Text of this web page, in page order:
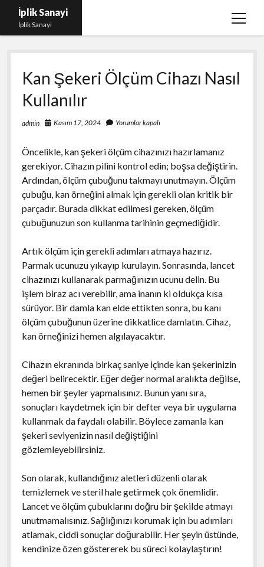
İplik Sanayi
İplik Sanayi
menüyü
Facebook Beğeni Arttırma Bedava
Igtv Yorum Çoğaltma Şifresiz
Instagram Beğeni Satın Al Türk
Linkedin Beğeni Atma Parasız
Sayfa Listesi
Kan Şekeri Ölçüm Cihazı Nasıl
Kullanılır
admin Kasım 17, 2024 Yorumlar kapalı
Öncelikle, kan şekeri ölçüm cihazınızı hazırlamanız
gerekiyor. Cihazın pilini kontrol edin; boşsa değiştirin.
Ardından, ölçüm çubuğunu takmayı unutmayın. Ölçüm
çubuğu, kan örneğini almak için gerekli olan kritik bir
parçadır. Burada dikkat edilmesi gereken, ölçüm
çubuğunuzun son kullanma tarihinin geçmediğidir.
Artık ölçüm için gerekli adımları atmaya hazırız.
Parmak ucunuzu yıkayıp kurulayın. Sonrasında, lancet
cihazınızı kullanarak parmağınızın ucunu delin. Bu
işlem biraz acı verebilir, ama inanın ki oldukça kısa
sürüyor. Bir damla kan elde ettikten sonra, bu kanı
ölçüm çubuğunun üzerine dikkatlice damlatın. Cihaz,
kan örneğinizi hemen algılayacaktır.
Cihazın ekranında birkaç saniye içinde kan şekerinizin
değeri belirecektir. Eğer değer normal aralıkta değilse,
hemen bir şeyler yapmalısınız. Bunun yanı sıra,
sonuçları kaydetmek için bir defter veya bir uygulama
kullanmak da faydalı olabilir. Böylece zamanla kan
şekeri seviyenizin nasıl değiştiğini
gözlemleyebilirsiniz.
Son olarak, kullandığınız aletleri düzenli olarak
temizlemek ve steril hale getirmek çok önemlidir.
Lancet ve ölçüm çubuklarını doğru bir şekilde atmayı
unutmamalısınız. Sağlığınızı korumak için bu adımları
atlamak, ciddi sonuçlar doğurabilir. Her şeyin üstünde,
kendinize özen göstererek bu süreci kolaylaştırın!